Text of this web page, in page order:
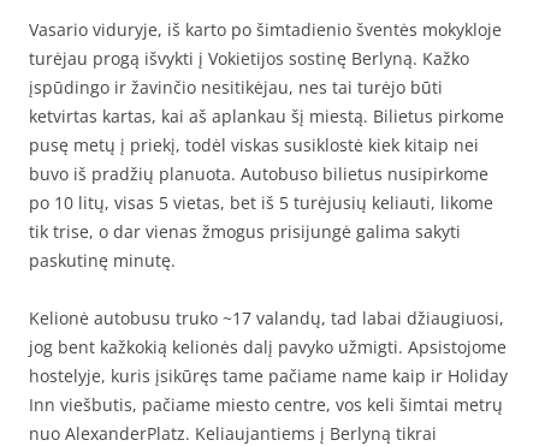
Vasario viduryje, iš karto po šimtadienio šventės mokykloje
turėjau progą išvykti į Vokietijos sostinę Berlyną. Kažko
įspūdingo ir žavinčio nesitikėjau, nes tai turėjo būti
ketvirtas kartas, kai aš aplankau šį miestą. Bilietus pirkome
pusę metų į priekį, todėl viskas susiklostė kiek kitaip nei
buvo iš pradžių planuota. Autobuso bilietus nusipirkome
po 10 litų, visas 5 vietas, bet iš 5 turėjusių keliauti, likome
tik trise, o dar vienas žmogus prisijungė galima sakyti
paskutinę minutę.
Kelionė autobusu truko ~17 valandų, tad labai džiaugiuosi,
jog bent kažkokią kelionės dalį pavyko užmigti. Apsistojome
hostelyje, kuris įsikūręs tame pačiame name kaip ir Holiday
Inn viešbutis, pačiame miesto centre, vos keli šimtai metrų
nuo AlexanderPlatz. Keliaujantiems į Berlyną tikrai